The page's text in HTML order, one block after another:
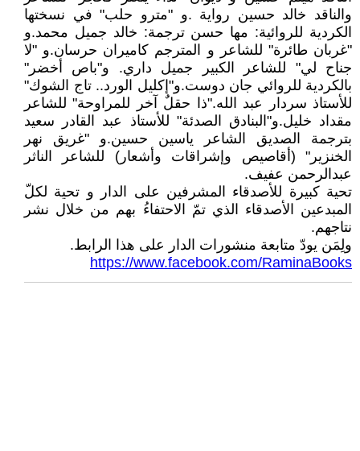
والناقد خالد حسين رواية .و "مترو حلب" في نسختها
الكردية للروائية: مها حسن ترجمة: خالد جميل محمد.و
"غربان طائرة" للشاعر و المترجم كاميران حرسان.و "لا
جناح لي" للشاعر الكبير جميل داري. و"باص أخضر"
بالكردية للروائي جان دوست.و"إكليل الورد.. تاج الشوك"
للأستاذ سردار عبد الله."ذا حقلٌ آخر للمراوحة" للشاعر
مقداد خليل.و"البنادق الصدئة" للأستاذ عبد القادر سعيد
بترجمة الصديق الشاعر ياسين حسين.و "غريق نهر
الخنزير" (أقاصيص وإشراقات وأشعار) للشاعر الناثر
عبدالرحمن عفيف.
تحية كبيرة للأصدقاء المشرفين على الدار و تحية لكلّ
المبدعين اﻷصدقاء الذي تمّ الاحتفاءُ بهم من خلال نشر
نتاجهم.
ولِمَن يودّ متابعة منشورات الدار على هذا الرابط.
https://www.facebook.com/RaminaBooks